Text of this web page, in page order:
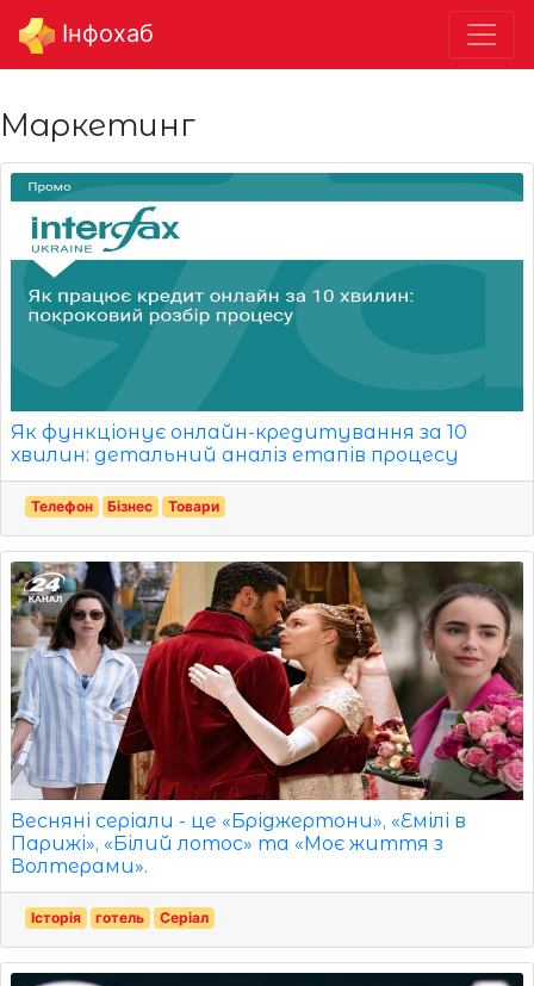
Інфохаб
Маркетинг
Як функціонує онлайн-кредитування за 10
хвилин: детальний аналіз етапів процесу
Телефон Бізнес Товари
Весняні серіали - це «Бріджертони», «Емілі в
Парижі», «Білий лотос» та «Моє життя з
Волтерами».
Історія готель Серіал